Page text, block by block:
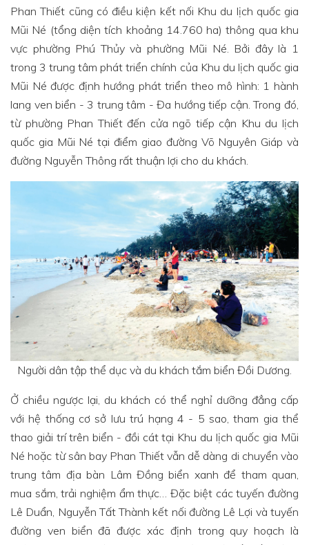
Phan Thiết cũng có điều kiện kết nối Khu du lịch quốc gia
Mũi Né (tổng diện tích khoảng 14.760 ha) thông qua khu
vực phường Phú Thủy và phường Mũi Né. Bởi đây là 1
trong 3 trung tâm phát triển chính của Khu du lịch quốc gia
Mũi Né được định hướng phát triển theo mô hình: 1 hành
lang ven biển - 3 trung tâm - Đa hướng tiếp cận. Trong đó,
từ phường Phan Thiết đến cửa ngõ tiếp cận Khu du lịch
quốc gia Mũi Né tại điểm giao đường Võ Nguyên Giáp và
đường Nguyễn Thông rất thuận lợi cho du khách.
Người dân tập thể dục và du khách tắm biển Đồi Dương.
Ở chiều ngược lại, du khách có thể nghỉ dưỡng đẳng cấp
với hệ thống cơ sở lưu trú hạng 4 - 5 sao, tham gia thể
thao giải trí trên biển - đồi cát tại Khu du lịch quốc gia Mũi
Né hoặc từ sân bay Phan Thiết vẫn dễ dàng di chuyển vào
trung tâm địa bàn Lâm Đồng biển xanh để tham quan,
mua sắm, trải nghiệm ẩm thực… Đặc biệt các tuyến đường
Lê Duẩn, Nguyễn Tất Thành kết nối đường Lê Lợi và tuyến
đường ven biển đã được xác định trong quy hoạch là